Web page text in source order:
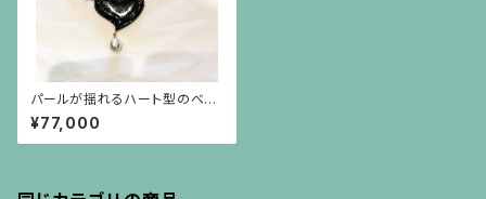
パールが揺れるハート型のべっ
甲のネックレス
¥77,000